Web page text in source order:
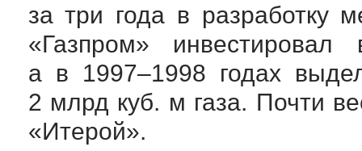
за три года в разработку
«Газпром»
а в 1997–1998 годах
2 млрд куб. м газа. Почти
«Итерой».